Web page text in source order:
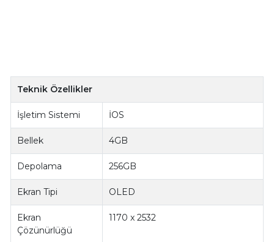
Teknik Özellikler
İşletim Sistemi İOS
Bellek 4GB
Depolama 256GB
Ekran Tipi OLED
Ekran
Çözünürlüğü
1170 x 2532